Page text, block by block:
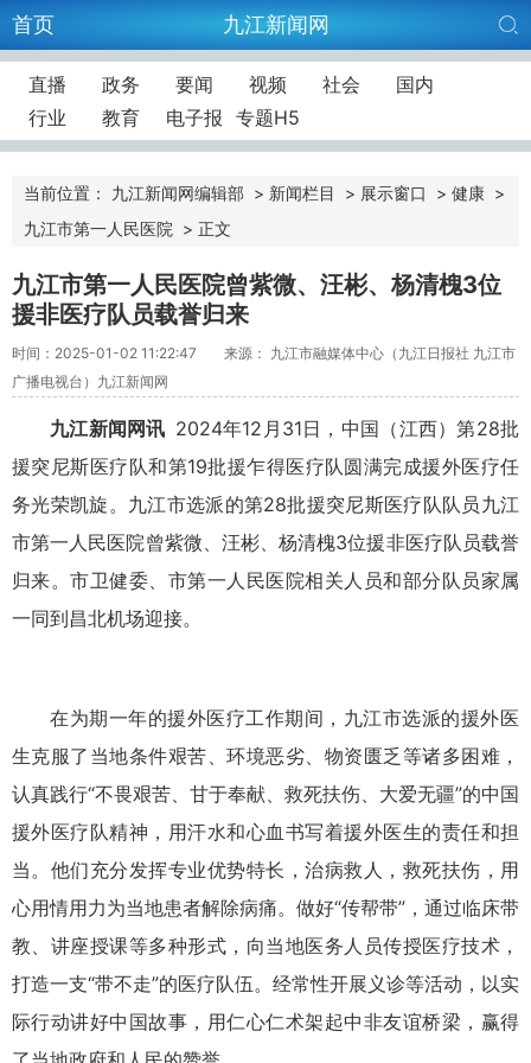
首页 九江新闻网
直播 政务 要闻 视频 社会
国内
行业
教育 电子报 专题H5
当前位置： 九江新闻网编辑部 > 新闻栏目 > 展示窗口 > 健康 >
九江市第一人民医院 > 正文
九江市第一人民医院曾紫微、汪彬、杨清槐3位
援非医疗队员载誉归来
时间：2025-01-02 11:22:47
来源： 九江市融媒体中心（九江日报社 九江市
广播电视台）九江新闻网
九江新闻网讯 2024年12月31日，中国（江西）第28批
援突尼斯医疗队和第19批援乍得医疗队圆满完成援外医疗任
务光荣凯旋。九江市选派的第28批援突尼斯医疗队队员九江
市第一人民医院曾紫微、汪彬、杨清槐3位援非医疗队员载誉
归来。市卫健委、市第一人民医院相关人员和部分队员家属
一同到昌北机场迎接。
在为期一年的援外医疗工作期间，九江市选派的援外医
生克服了当地条件艰苦、环境恶劣、物资匮乏等诸多困难，
认真践行“不畏艰苦、甘于奉献、救死扶伤、大爱无疆”的中国
援外医疗队精神，用汗水和心血书写着援外医生的责任和担
当。他们充分发挥专业优势特长，治病救人，救死扶伤，用
心用情用力为当地患者解除病痛。做好“传帮带”，通过临床带
教、讲座授课等多种形式，向当地医务人员传授医疗技术，
打造一支“带不走”的医疗队伍。经常性开展义诊等活动，以实
际行动讲好中国故事，用仁心仁术架起中非友谊桥梁，赢得